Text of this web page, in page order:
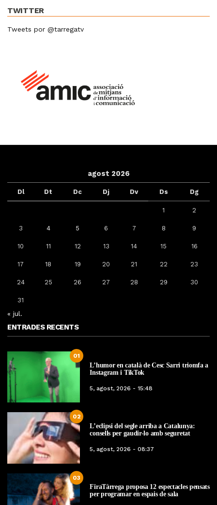
TWITTER
Tweets por @tarregatv
agost 2026
Dl Dt Dc Dj Dv Ds Dg
1 2
3 4 5 6 7 8 9
10 11 12 13 14 15 16
17 18 19 20 21 22 23
24 25 26 27 28 29 30
31
« jul.
ENTRADES RECENTS
01
L’humor en català de Cesc Sarri triomfa a
Instagram i TikTok
5, agost, 2026 - 15:48
02
L’eclipsi del segle arriba a Catalunya:
consells per gaudir-lo amb seguretat
5, agost, 2026 - 08:37
03
FiraTàrrega proposa 12 espectacles pensats
per programar en espais de sala